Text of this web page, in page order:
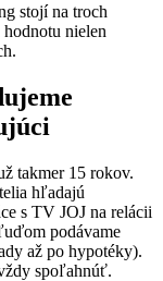
stojí na troch
nielen
takmer 15 rokov.
hľadajú
s TV JOJ na relácii
podávame
až po hypotéky).
spoľahnúť.